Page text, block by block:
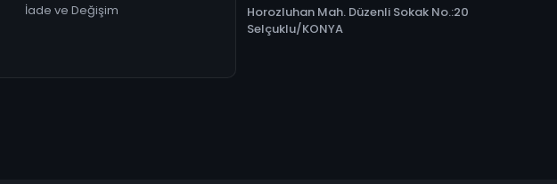
İade ve Değişim
Horozluhan Mah. Düzenli Sokak No.:20
Selçuklu/KONYA